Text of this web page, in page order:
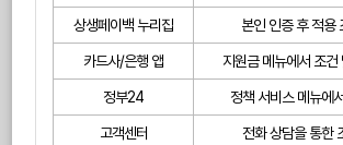
상생페이백 누리집 본인 인증 후 적용
카드사/은행 앱 지원금 메뉴에서 조건
정부24 정책 서비스 메뉴에
고객센터 전화 상담을 통한